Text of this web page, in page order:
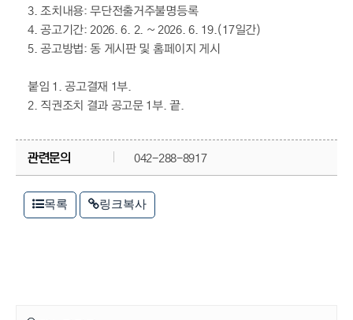
3. 조치내용: 무단전출거주불명등록
4. 공고기간: 2026. 6. 2. ~ 2026. 6. 19.(17일간)
5. 공고방법: 동 게시판 및 홈페이지 게시
붙임 1. 공고결재 1부.
2. 직권조치 결과 공고문 1부. 끝.
관련문의 042-288-8917
목록 링크복사